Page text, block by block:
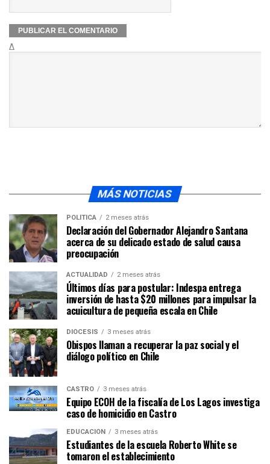
Δ
MÁS NOTICIAS
POLÍTICA 2 meses atrás
Declaración del Gobernador Alejandro Santana
acerca de su delicado estado de salud causa
preocupación
ACTUALIDAD 2 meses atrás
Últimos días para postular: Indespa entrega
inversión de hasta $20 millones para impulsar la
acuicultura de pequeña escala en Chile
DIÓCESIS 3 meses atrás
Obispos llaman a recuperar la paz social y el
diálogo político en Chile
CASTRO 3 meses atrás
Equipo ECOH de la fiscalía de Los Lagos investiga
caso de homicidio en Castro
EDUCACIÓN 3 meses atrás
Estudiantes de la escuela Roberto White se
tomaron el establecimiento